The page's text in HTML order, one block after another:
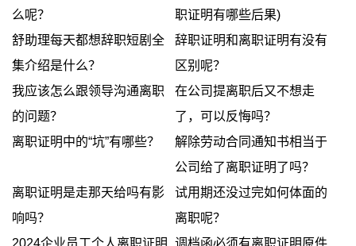
么呢？
职证明有哪些后果)
舒助理每天都想辞职短剧全
集介绍是什么？
辞职证明和离职证明有没有
区别呢？
我应该怎么跟领导沟通离职
的问题？
在公司提离职后又不想走
了，可以反悔吗？
离职证明中的“坑”有哪些？
解除劳动合同通知书相当于
公司给了离职证明了吗？
离职证明是走那天给吗有影
响吗？
试用期还没过完如何体面的
离职呢？
2024企业员工个人离职证明
调档函必须有离职证明原件